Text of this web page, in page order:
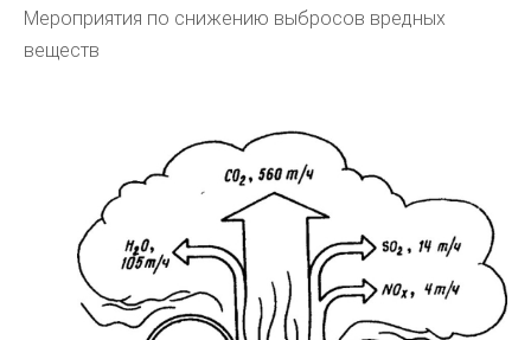
Мероприятия по снижению выбросов вредных
веществ